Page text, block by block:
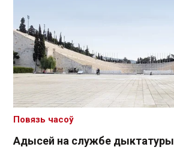
Адысей на службе дыктатуры
Повязь часоў